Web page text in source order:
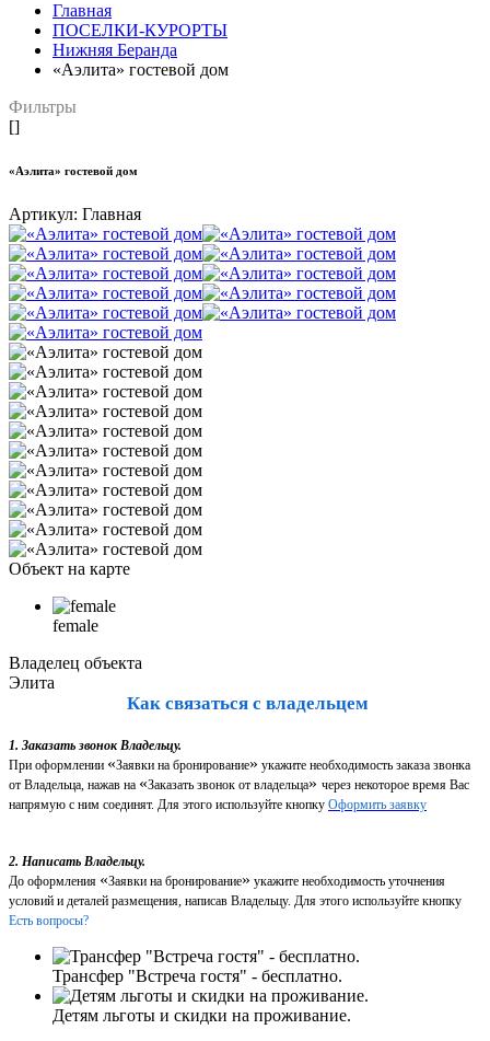
Главная
ПОСЕЛКИ-КУРОРТЫ
Нижняя Беранда
«Аэлита» гостевой дом
Фильтры
[]
«Аэлита» гостевой дом
Артикул: Главная
Объект на карте
female
Владелец объекта
Элита
Как связаться с владельцем
1. Заказать звонок Владельцу.
При оформлении «Заявки на бронирование» укажите необходимость заказа звонка
от Владельца, нажав на «Заказать звонок от владельца» через некоторое время Вас
напрямую с ним соединят. Для этого используйте кнопку Оформить заявку
2. Написать Владельцу.
До оформления «Заявки на бронирование» укажите необходимость уточнения
условий и деталей размещения, написав Владельцу. Для этого используйте кнопку
Есть вопросы?
Трансфер "Встреча гостя" - бесплатно.
Детям льготы и скидки на проживание.